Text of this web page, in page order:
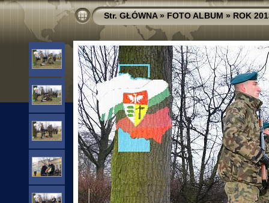
Str. GŁÓWNA»FOTO ALBUM»ROK